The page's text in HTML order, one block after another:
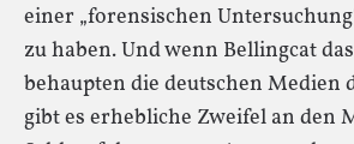
einer „forensischen
zu haben. Und wenn Bellingcat
behaupten die deutschen Medien
gibt es erhebliche Zweifel an den